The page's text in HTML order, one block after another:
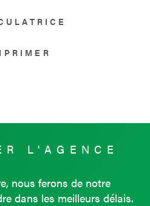
L'AGENCE
nous ferons de notre
dans les meilleurs délais.